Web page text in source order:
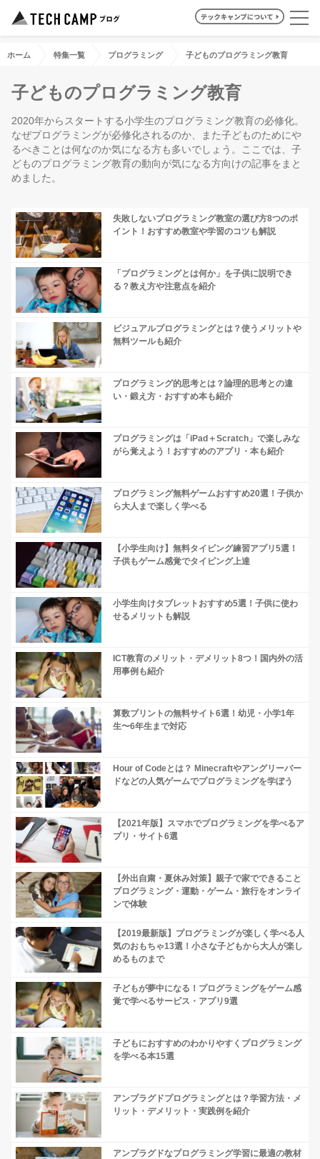
ホーム 特集一覧 プログラミング 子どものプログラミング教育
子どものプログラミング教育
2020年からスタートする小学生のプログラミング教育の必修化。
なぜプログラミングが必修化されるのか、また子どものためにや
るべきことは何なのか気になる方も多いでしょう。ここでは、子
どものプログラミング教育の動向が気になる方向けの記事をまと
めました。
失敗しないプログラミング教室の選び方8つのポ
イント！おすすめ教室や学習のコツも解説
「プログラミングとは何か」を子供に説明でき
る？教え方や注意点を紹介
ビジュアルプログラミングとは？使うメリットや
無料ツールも紹介
プログラミング的思考とは？論理的思考との違
い・鍛え方・おすすめ本も紹介
プログラミングは「iPad＋Scratch」で楽しみな
がら覚えよう！おすすめのアプリ・本も紹介
プログラミング無料ゲームおすすめ20選！子供か
ら大人まで楽しく学べる
【小学生向け】無料タイピング練習アプリ5選！
子供もゲーム感覚でタイピング上達
小学生向けタブレットおすすめ5選！子供に使わ
せるメリットも解説
ICT教育のメリット・デメリット8つ！国内外の活
用事例も紹介
算数プリントの無料サイト6選！幼児・小学1年
生〜6年生まで対応
Hour of Codeとは？ Minecraftやアングリーバー
ドなどの人気ゲームでプログラミングを学ぼう
【2021年版】スマホでプログラミングを学べるア
プリ・サイト6選
【外出自粛・夏休み対策】親子で家でできること
プログラミング・運動・ゲーム・旅行をオンライ
ンで体験
【2019最新版】プログラミングが楽しく学べる人
気のおもちゃ13選！小さな子どもから大人が楽し
めるものまで
子どもが夢中になる！プログラミングをゲーム感
覚で学べるサービス・アプリ9選
子どもにおすすめのわかりやすくプログラミング
を学べる本15選
アンプラグドプログラミングとは？学習方法・メ
リット・デメリット・実践例を紹介
アンプラグドなプログラミング学習に最適の教材